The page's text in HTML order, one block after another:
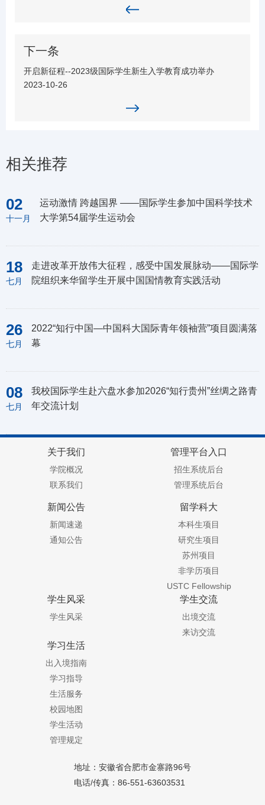
下一条
开启新征程--2023级国际学生新生入学教育成功举办
2023-10-26
相关推荐
02
十一月
运动激情 跨越国界 ——国际学生参加中国科学技术
大学第54届学生运动会
18
七月
走进改革开放伟大征程，感受中国发展脉动——国际学
院组织来华留学生开展中国国情教育实践活动
26
七月
2022“知行中国—中国科大国际青年领袖营”项目圆满落
幕
08
七月
我校国际学生赴六盘水参加2026“知行贵州”丝绸之路青
年交流计划
关于我们
学院概况
联系我们
管理平台入口
招生系统后台
管理系统后台
新闻公告
新闻速递
通知公告
留学科大
本科生项目
研究生项目
苏州项目
非学历项目
USTC Fellowship
学生风采
学生风采
学生交流
出境交流
来访交流
学习生活
出入境指南
学习指导
生活服务
校园地图
学生活动
管理规定
地址：安徽省合肥市金寨路96号
电话/传真：86-551-63603531